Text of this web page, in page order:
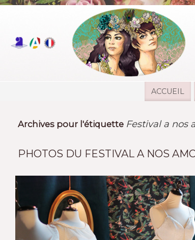
ACCUEIL
Archives pour l'étiquette Festival a nos
PHOTOS DU FESTIVAL A NOS